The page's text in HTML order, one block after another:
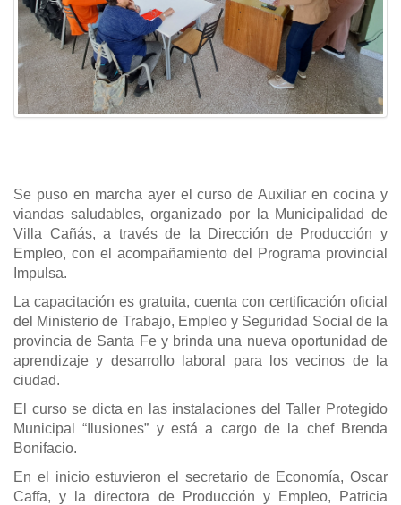
Se puso en marcha ayer el curso de Auxiliar en cocina y
viandas saludables, organizado por la Municipalidad de
Villa Cañás, a través de la Dirección de Producción y
Empleo, con el acompañamiento del Programa provincial
Impulsa.
La capacitación es gratuita, cuenta con certificación oficial
del Ministerio de Trabajo, Empleo y Seguridad Social de la
provincia de Santa Fe y brinda una nueva oportunidad de
aprendizaje y desarrollo laboral para los vecinos de la
ciudad.
El curso se dicta en las instalaciones del Taller Protegido
Municipal “Ilusiones” y está a cargo de la chef Brenda
Bonifacio.
En el inicio estuvieron el secretario de Economía, Oscar
Caffa, y la directora de Producción y Empleo, Patricia